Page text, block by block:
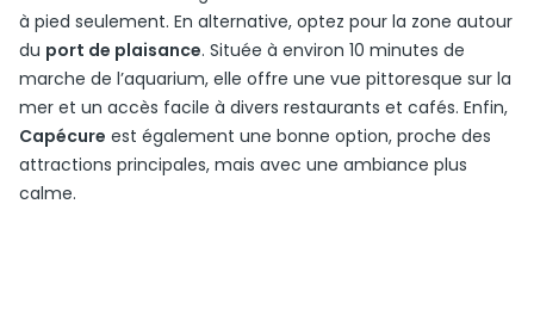
à pied seulement. En alternative, optez pour la zone autour
du port de plaisance. Située à environ 10 minutes de
marche de l’aquarium, elle offre une vue pittoresque sur la
mer et un accès facile à divers restaurants et cafés. Enfin,
Capécure est également une bonne option, proche des
attractions principales, mais avec une ambiance plus
calme.